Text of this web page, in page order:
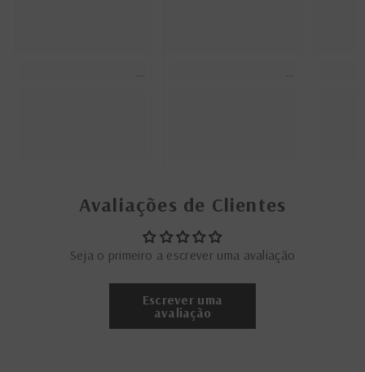
Avaliações de Clientes
Seja o primeiro a escrever uma avaliação
Escrever uma
avaliação